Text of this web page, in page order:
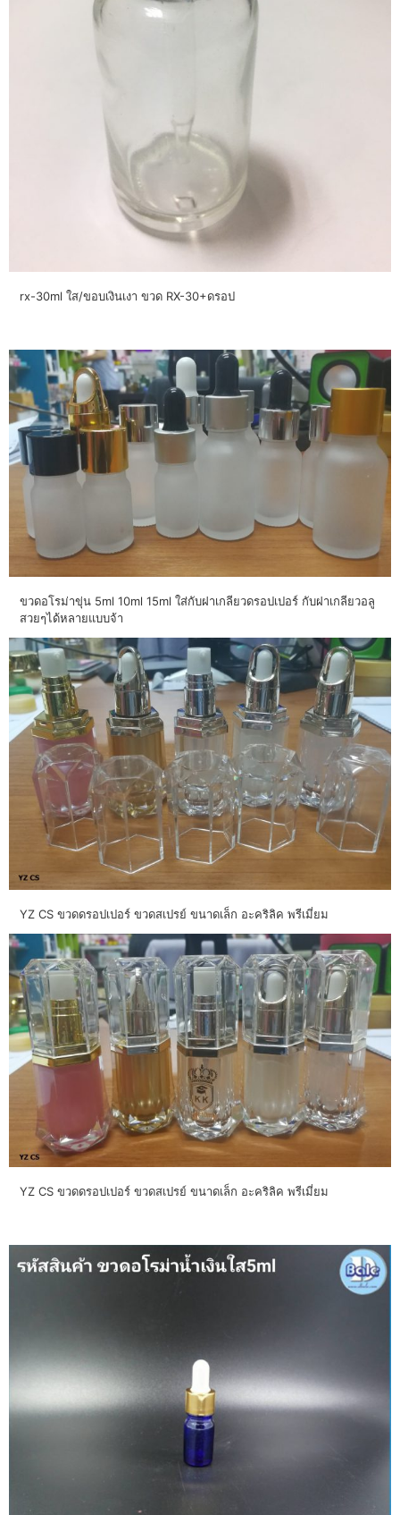
rx-30ml ใส/ขอบเงินเงา ขวด RX-30+ดรอป
ขวดอโรม่าขุ่น 5ml 10ml 15ml ใส่กับฝาเกลียวดรอปเปอร์ กับฝาเกลียวอลู
สวยๆได้หลายแบบจ้า
YZ CS ขวดดรอปเปอร์ ขวดสเปรย์ ขนาดเล็ก อะคริลิค พรีเมี่ยม
YZ CS ขวดดรอปเปอร์ ขวดสเปรย์ ขนาดเล็ก อะคริลิค พรีเมี่ยม